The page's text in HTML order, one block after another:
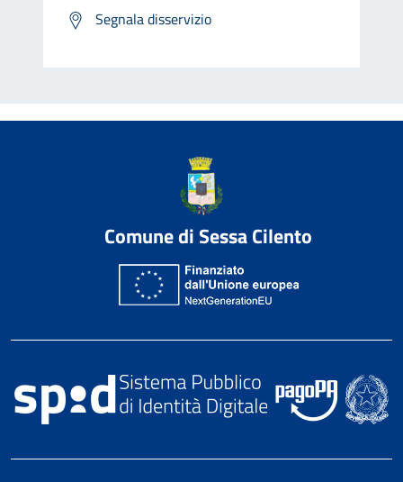
Segnala disservizio
Comune di Sessa Cilento